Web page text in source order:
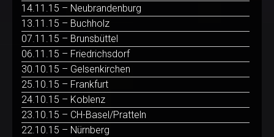
14.11.15 – Neubrandenburg
13.11.15 – Buchholz
07.11.15 – Brunsbüttel
06.11.15 – Friedrichsdorf
30.10.15 – Gelsenkirchen
25.10.15 – Frankfurt
24.10.15 – Koblenz
23.10.15 – CH-Basel/Pratteln
22.10.15 – Nürnberg